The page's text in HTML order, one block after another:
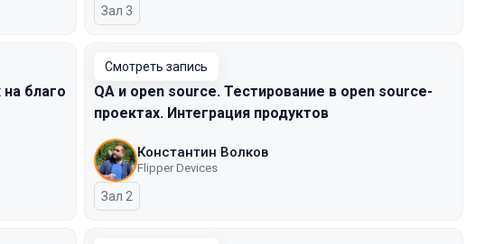
Зал 3
благо
Смотреть запись
QA и open source. Тестирование в open source-
проектах. Интеграция продуктов
Константин Волков
Flipper Devices
Зал 2